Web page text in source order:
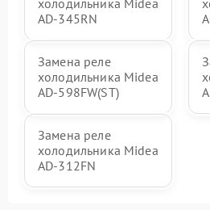
холодильника Midea
AD-345RN
Замена реле
холодильника Midea
AD-598FW(ST)
Замена реле
холодильника Midea
AD-312FN